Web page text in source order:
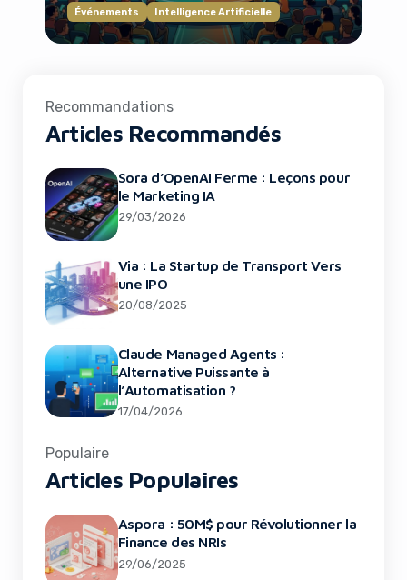
Événements Intelligence Artificielle
Recommandations
Articles Recommandés
Sora d’OpenAI Ferme : Leçons pour
le Marketing IA
29/03/2026
Via : La Startup de Transport Vers
une IPO
20/08/2025
Claude Managed Agents :
Alternative Puissante à
l’Automatisation ?
17/04/2026
Populaire
Articles Populaires
Aspora : 50M$ pour Révolutionner la
Finance des NRIs
29/06/2025